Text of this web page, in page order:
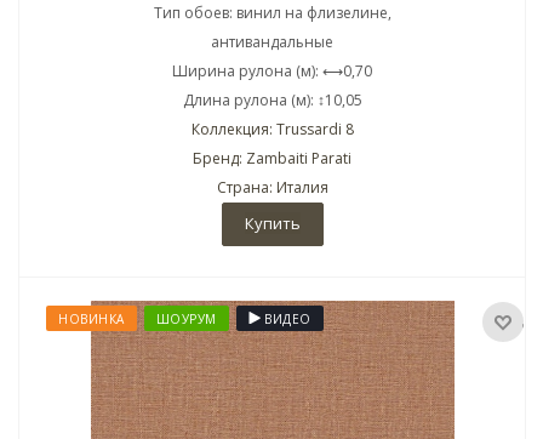
Тип обоев: винил на флизелине,
антивандальные
Ширина рулона (м): ⟷0,70
Длина рулона (м): ↕10,05
Коллекция: Trussardi 8
Бренд: Zambaiti Parati
Страна: Италия
Купить
НОВИНКА ШОУРУМ ВИДЕО